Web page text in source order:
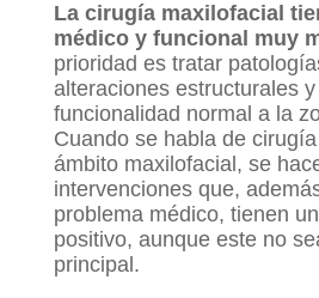
La cirugía maxilofacial
médico y funcional muy
prioridad es tratar
alteraciones estructurales
funcionalidad normal a la
Cuando se habla de
ámbito maxilofacial, se
intervenciones que,
problema médico, tienen
positivo, aunque este no
principal.